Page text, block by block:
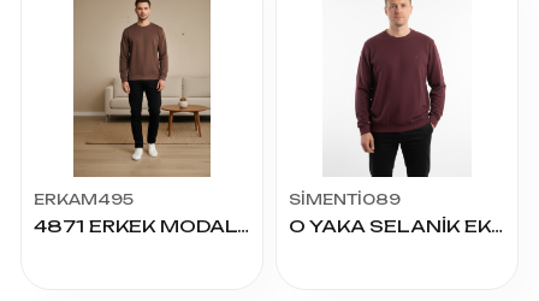
ERKAM495
4871 ERKEK MODAL OVERSIZE O YAKA SWEAT S-2XL
SİMENTİ089
O YAKA SELANİK EKSTRA BATTAL SWEAT